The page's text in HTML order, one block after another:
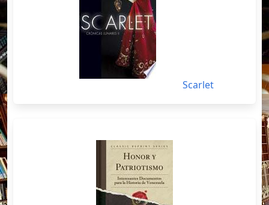
Scarlet